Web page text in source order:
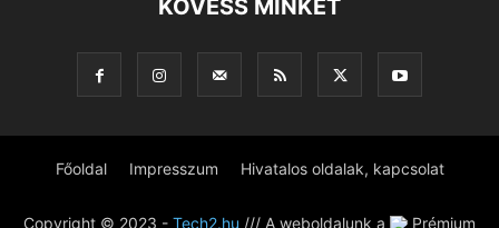
KÖVESS MINKET
Főoldal Impresszum Hivatalos oldalak, kapcsolat
Copyright © 2023 - Tech2.hu /// A weboldalunk a Prémium